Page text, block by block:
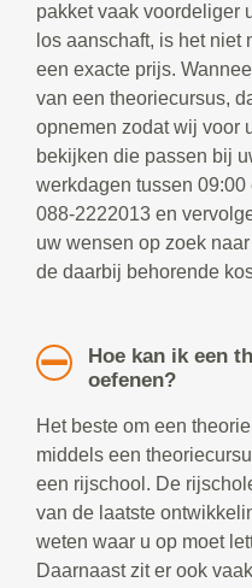
pakket vaak voordeliger
los aanschaft, is het niet
een exacte prijs.
van een theoriecursus,
opnemen zodat wij voor
bekijken die passen bij
werkdagen tussen
088-2222013 en
uw wensen op zoek
de daarbij behorende
Hoe kan ik een
oefenen?
Het beste om een
middels een
een rijschool. De
van de laatste
weten waar u op moet
Daarnaast zit er ook